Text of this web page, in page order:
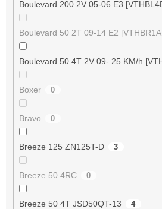
Boulevard 200 2V 05-06 E3
Boulevard 50 2T 09-14 E2
Boulevard 50 4T 2V 09- 25 KM/h
Boxer 0
Bravo 0
Breeze 125 ZN125T-D 3
Breeze 50 4RC 0
Breeze 50 4T JSD50QT-13 4